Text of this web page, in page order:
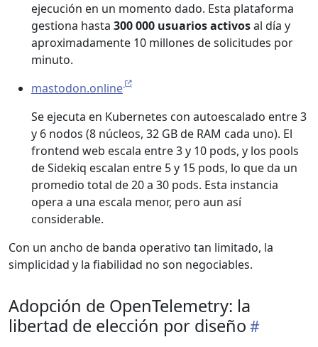
ejecución en un momento dado. Esta plataforma
gestiona hasta 300 000 usuarios activosal día y
aproximadamente 10 millones de solicitudes por
minuto.
mastodon.online
Se ejecuta en Kubernetes con autoescalado entre 3
y 6 nodos (8 núcleos, 32 GB de RAM cada uno). El
frontend web escala entre 3 y 10 pods, y los pools
de Sidekiq escalan entre 5 y 15 pods, lo que da un
promedio total de 20 a 30 pods. Esta instancia
opera a una escala menor, pero aun así
considerable.
Con un ancho de banda operativo tan limitado, la
simplicidad y la fiabilidad no son negociables.
Adopción de OpenTelemetry: la
libertad de elección por diseño